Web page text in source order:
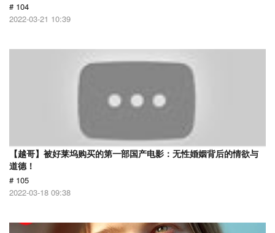
# 104
2022-03-21 10:39
【越哥】被好莱坞购买的第一部国产电影：无性婚姻背后的情欲与
道德！
# 105
2022-03-18 09:38